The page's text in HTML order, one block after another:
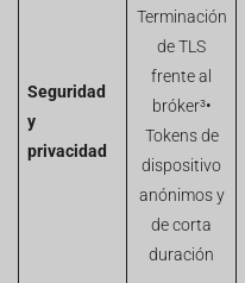
Seguridad
y
privacidad
Terminación
de TLS
frente al
bróker³•
Tokens de
dispositivo
anónimos y
de corta
duración